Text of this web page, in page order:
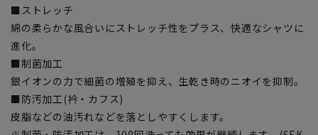
■ストレッチ
綿の柔らかな風合いにストレッチ性をプラス、快適なシャツに
進化。
■制菌加工
銀イオンの力で細菌の増殖を抑え、生乾き時のニオイを抑制。
■防汚加工(衿・カフス)
皮脂などの油汚れなどを落としやすくします。